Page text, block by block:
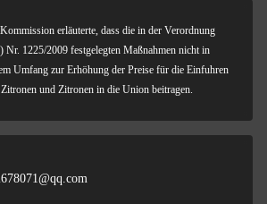
erläuterte, dass die in der Verordnung
Nr. 1225/2009 festgelegten Maßnahmen nicht in
Umfang zur Erhöhung der Preise für die Einfuhren
und Zitronen in die Union beitragen.